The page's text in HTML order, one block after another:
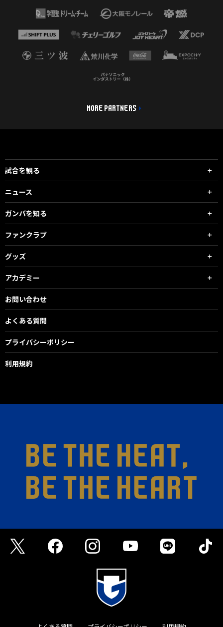
MORE PARTNERS
試合を観る
ニュース
ガンバを知る
ファンクラブ
グッズ
アカデミー
お問い合わせ
よくある質問
プライバシーポリシー
利用規約